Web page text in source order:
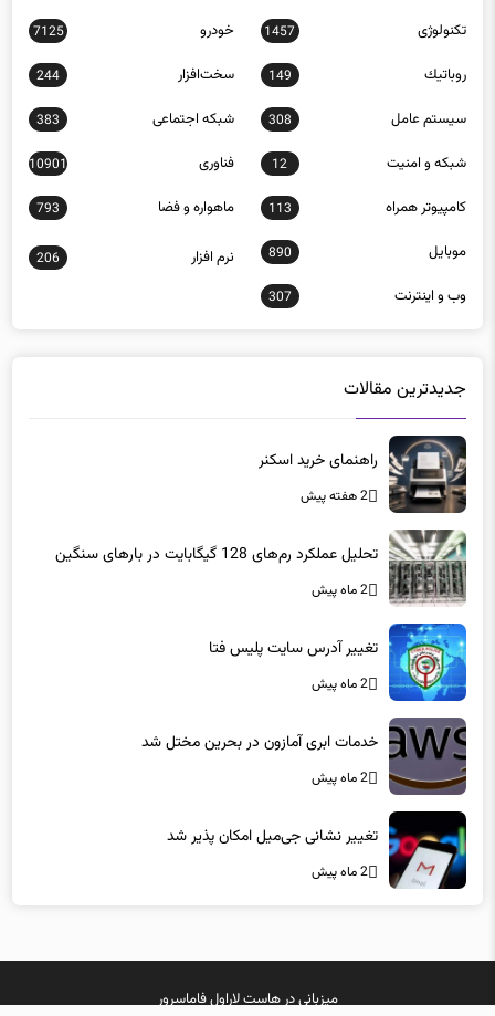
تکنولوژی 1457 خودرو 7125
روباتيك 149 سخت‌افزار 244
سيستم عامل 308 شبكه اجتماعی 383
شبكه و امنيت 12 فناوری 10901
كامپيوتر همراه 113 ماهواره و فضا 793
موبايل 890 نرم افزار 206
وب و اينترنت 307
جدیدترین مقالات
راهنمای خرید اسکنر
2 هفته پیش
تحلیل عملکرد رم‌های 128 گیگابایت در بارهای سنگین
2 ماه پیش
تغییر آدرس سایت پلیس فتا
2 ماه پیش
خدمات ابری آمازون در بحرین مختل شد
2 ماه پیش
تغییر نشانی جی‌میل امکان پذیر شد
2 ماه پیش
میزبانی درهاست لاراولفاماسرور